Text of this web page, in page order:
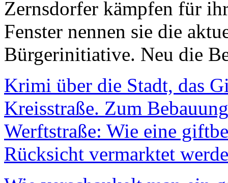
Zernsdorfer kämpfen für
Fenster nennen sie die
Bürgerinitiative. Neu die
Krimi über die Stadt, das
Kreisstraße. Zum
Werftstraße: Wie eine
Rücksicht vermarktet